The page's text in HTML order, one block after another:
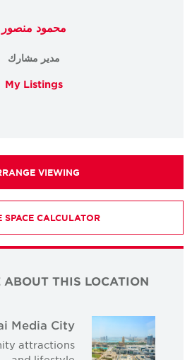
محمود منصور
مدير مشارك
My Listings
VIEWING
SPACE CALCULATOR
ABOUT THIS LOCATION
Media City
attractions